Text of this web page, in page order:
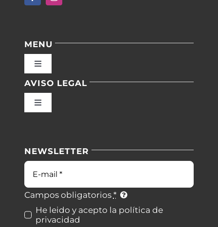
MENU
Toggle
Inicio
Blog
Contacto
AVISO LEGAL
Toggle
Condiciones de uso
Ley de cookies
Desistimiento
NEWSLETTER
Correo
electrónico
Campos obligatorios *
He leido y acepto la política de
privacidad